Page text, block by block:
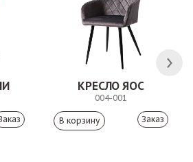
КРЕСЛО ЯОС
004-001
Заказ